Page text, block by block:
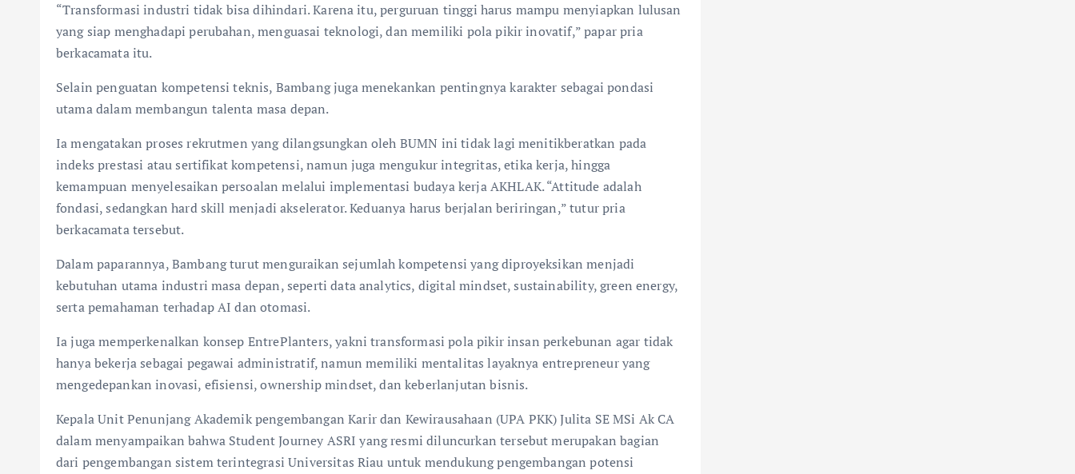
“Transformasi industri tidak bisa dihindari. Karena itu, perguruan tinggi harus mampu menyiapkan lulusan
yang siap menghadapi perubahan, menguasai teknologi, dan memiliki pola pikir inovatif,” papar pria
berkacamata itu.
Selain penguatan kompetensi teknis, Bambang juga menekankan pentingnya karakter sebagai pondasi
utama dalam membangun talenta masa depan.
Ia mengatakan proses rekrutmen yang dilangsungkan oleh BUMN ini tidak lagi menitikberatkan pada
indeks prestasi atau sertifikat kompetensi, namun juga mengukur integritas, etika kerja, hingga
kemampuan menyelesaikan persoalan melalui implementasi budaya kerja AKHLAK. “Attitude adalah
fondasi, sedangkan hard skill menjadi akselerator. Keduanya harus berjalan beriringan,” tutur pria
berkacamata tersebut.
Dalam paparannya, Bambang turut menguraikan sejumlah kompetensi yang diproyeksikan menjadi
kebutuhan utama industri masa depan, seperti data analytics, digital mindset, sustainability, green energy,
serta pemahaman terhadap AI dan otomasi.
Ia juga memperkenalkan konsep EntrePlanters, yakni transformasi pola pikir insan perkebunan agar tidak
hanya bekerja sebagai pegawai administratif, namun memiliki mentalitas layaknya entrepreneur yang
mengedepankan inovasi, efisiensi, ownership mindset, dan keberlanjutan bisnis.
Kepala Unit Penunjang Akademik pengembangan Karir dan Kewirausahaan (UPA PKK) Julita SE MSi Ak CA
dalam menyampaikan bahwa Student Journey ASRI yang resmi diluncurkan tersebut merupakan bagian
dari pengembangan sistem terintegrasi Universitas Riau untuk mendukung pengembangan potensi